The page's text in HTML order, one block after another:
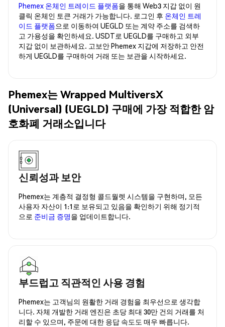
Phemex 온체인 트레이드 플랫폼을 통해 Web3 지갑 없이 원
클릭 온체인 토큰 거래가 가능합니다. 로그인 후 온체인 트레
이드 플랫폼으로 이동하여 UEGLD 또는 계약 주소를 검색하
고 가용성을 확인하세요. USDT로 UEGLD를 구매하고 외부
지갑 없이 보관하세요. 고보안 Phemex 지갑에 저장하고 안전
하게 UEGLD를 구매하여 거래 또는 보관을 시작하세요.
Phemex는 Wrapped MultiversX
(Universal) (UEGLD) 구매에 가장 적합한 암
호화폐 거래소입니다
신뢰성과 보안
Phemex는 계층적 결정형 콜드월렛 시스템을 구현하며, 모든
사용자 자산이 1:1로 보유되고 있음을 확인하기 위해 정기적
으로 준비금 증명을 업데이트합니다.
부드럽고 직관적인 사용 경험
Phemex는 고객님의 원활한 거래 경험을 최우선으로 생각합
니다. 자체 개발한 거래 엔진은 초당 최대 30만 건의 거래를 처
리할 수 있으며, 주문에 대한 응답 속도도 매우 빠릅니다.